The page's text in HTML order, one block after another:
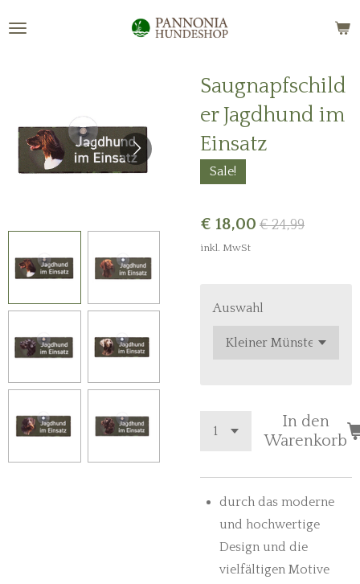
Saugnapfschild
er Jagdhund im
Einsatz
Sale!
€ 18,00 € 24,99
inkl. MwSt
Auswahl
In den
Warenkorb
durch das moderne
und hochwertige
Design und die
vielfältigen Motive